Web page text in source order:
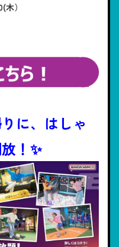
）
に、はしゃ
！✨